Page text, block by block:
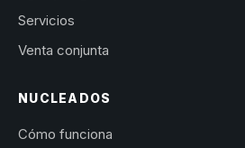
Servicios
Venta conjunta
NUCLEADOS
Cómo funciona